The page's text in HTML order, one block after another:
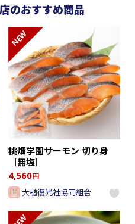
のおすすめ商品
NEW
桃畑学園サーモン 切り身
［無塩］
4,560円
大槌復光社協同組合